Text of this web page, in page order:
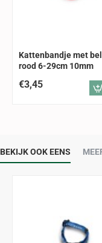
Kattenbandje met
rood 6-29cm 10mm
€3,45
BEKIJK OOK EENS